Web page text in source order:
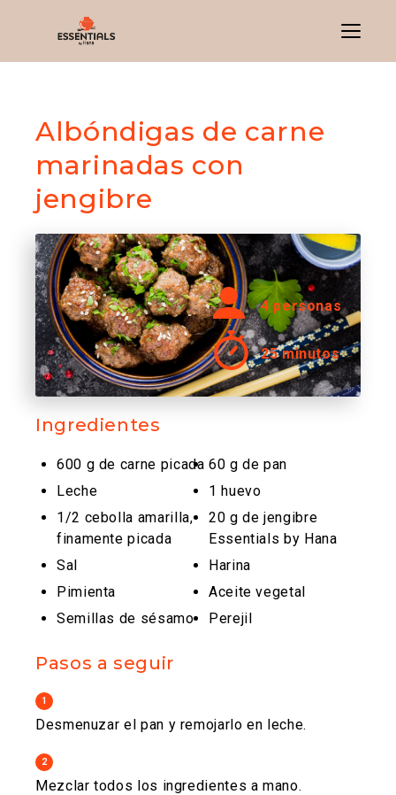
Menu
Albóndigas de carne
marinadas con
jengibre
4 personas
25 minutos
Ingredientes
600 g de carne picada 60 g de pan
Leche
1 huevo
1/2 cebolla amarilla,
finamente picada
20 g de jengibre
Essentials by Hana
Sal
Harina
Pimienta
Aceite vegetal
Semillas de sésamo
Perejil
Pasos a seguir
1
Desmenuzar el pan y remojarlo en leche.
2
Mezclar todos los ingredientes a mano.